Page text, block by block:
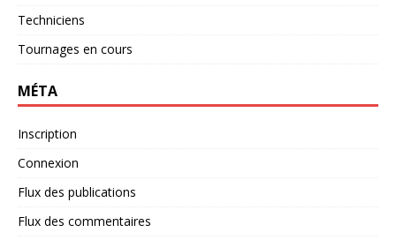
Techniciens
Tournages en cours
MÉTA
Inscription
Connexion
Flux des publications
Flux des commentaires